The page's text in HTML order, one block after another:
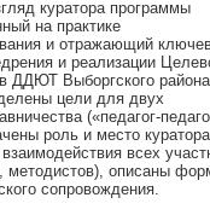
куратора программы
на практике
и отражающий
и реализации
ДДЮТ Выборгского района
цели для двух
(«педагог-
роль и место
всех
методистов), описаны
сопровождения.